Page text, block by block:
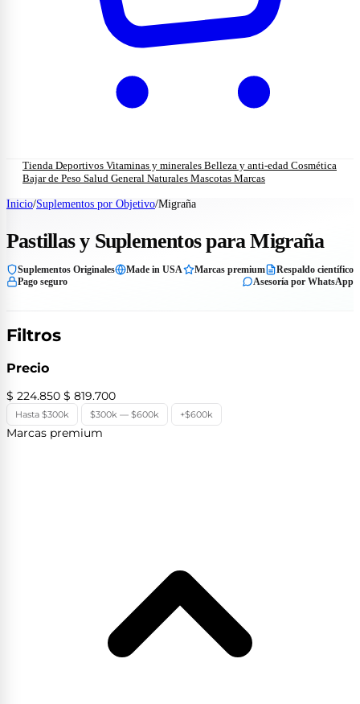
Tienda Deportivos Vitaminas y minerales Belleza y anti-edad Cosmética
Bajar de Peso Salud General Naturales Mascotas Marcas
Inicio/Suplementos por Objetivo/Migraña
Pastillas y Suplementos para Migraña
Suplementos Originales Made in USA Marcas premium
Respaldo científico
Pago seguro
Asesoría por WhatsApp
Filtros
Precio
$ 224.850 $ 819.700
Hasta $300k $300k — $600k +$600k
Marcas premium